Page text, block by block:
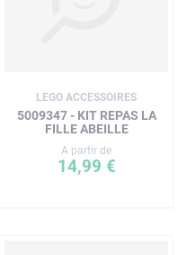
LEGO ACCESSOIRES
5009347 - KIT REPAS LA
FILLE ABEILLE
A partir de
14,99 €